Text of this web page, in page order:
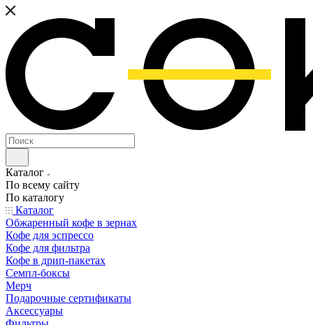
Каталог
По всему сайту
По каталогу
Каталог
Обжаренный кофе в зернах
Кофе для эспрессо
Кофе для фильтра
Кофе в дрип-пакетах
Семпл-боксы
Мерч
Подарочные сертификаты
Аксессуары